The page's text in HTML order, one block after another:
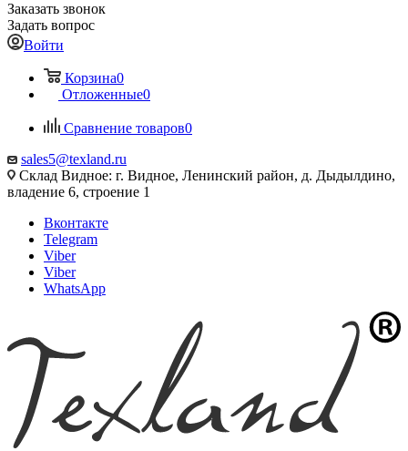
Заказать звонок
Задать вопрос
Войти
Корзина0
Отложенные0
Сравнение товаров0
sales5@texland.ru
Склад Видное: г. Видное, Ленинский район, д. Дыдылдино,
владение 6, строение 1
Вконтакте
Telegram
Viber
Viber
WhatsApp